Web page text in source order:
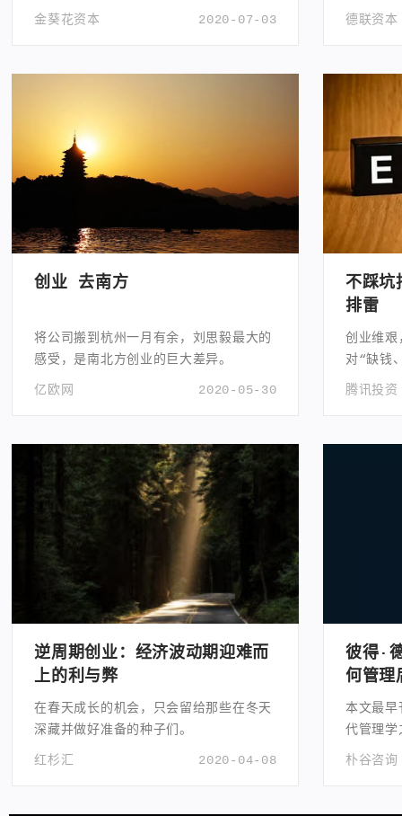
2020-07-03
金葵花资本 德联资本
创业 去南方
将公司搬到杭州一月有余，刘思毅最大的
感受，是南北方创业的巨大差异。
2020-05-30
亿欧网
不踩坑
排雷
创业维艰
对“缺钱
战。
腾讯投资
逆周期创业：经济波动期迎难而
上的利与弊
在春天成长的机会，只会留给那些在冬天
深藏并做好准备的种子们。
2020-04-08
红杉汇
彼得·
何管理
本文最早
代管理学
章之一。
朴谷咨询